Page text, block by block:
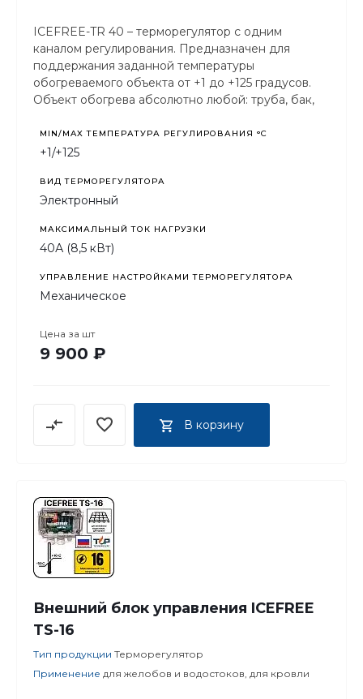
ICEFREE-TR 40 – терморегулятор с одним
каналом регулирования. Предназначен для
поддержания заданной температуры
обогреваемого объекта от +1 до +125 градусов.
Объект обогрева абсолютно любой: труба, бак,
MIN/MAX ТЕМПЕРАТУРА РЕГУЛИРОВАНИЯ °С
+1/+125
ВИД ТЕРМОРЕГУЛЯТОРА
Электронный
МАКСИМАЛЬНЫЙ ТОК НАГРУЗКИ
40А (8,5 кВт)
УПРАВЛЕНИЕ НАСТРОЙКАМИ ТЕРМОРЕГУЛЯТОРА
Механическое
Цена за шт
9 900 ₽
В корзину
Внешний блок управления ICEFREE
TS-16
Тип продукции Терморегулятор
Применение для желобов и водостоков, для кровли